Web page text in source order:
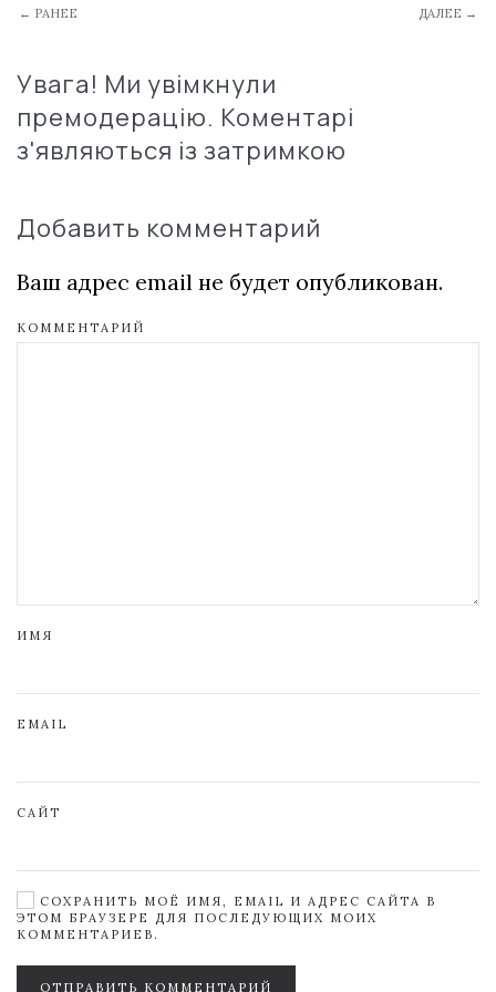
← РАНЕЕ ДАЛЕЕ →
Увага! Ми увімкнули
премодерацію. Коментарі
з'являються із затримкою
Добавить комментарий
Ваш адрес email не будет опубликован.
КОММЕНТАРИЙ
ИМЯ
EMAIL
САЙТ
СОХРАНИТЬ МОЁ ИМЯ, EMAIL И АДРЕС САЙТА В
ЭТОМ БРАУЗЕРЕ ДЛЯ ПОСЛЕДУЮЩИХ МОИХ
КОММЕНТАРИЕВ.
ОТПРАВИТЬ КОММЕНТАРИЙ